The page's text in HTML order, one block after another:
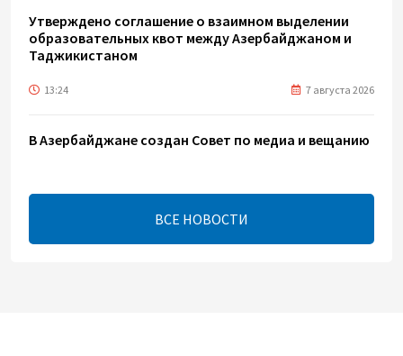
Утверждено соглашение о взаимном выделении
образовательных квот между Азербайджаном и
Таджикистаном
13:24 7 августа 2026
В Азербайджане создан Совет по медиа и вещанию
13:16 7 августа 2026
Беларусь предложила пересмотреть механизм
ВСЕ НОВОСТИ